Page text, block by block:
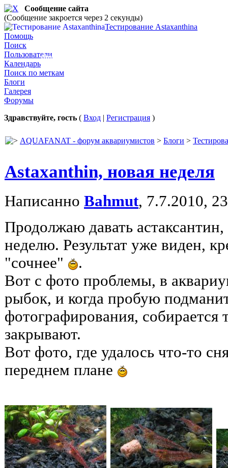
Сообщение сайта
(Сообщение закроется через 2 секунды)
Фотоотчёт о влиянии Астаксантина на цвет
Тестирование Astaxanthinа
Помощь
Поиск
Пользователи
Календарь
Поиск по меткам
Блоги
Галерея
Форумы
Здравствуйте, гость ( Вход | Регистрация )
AQUAFANAT - форум аквариумистов > Блоги >
Astaxanthin, новая неделя
Написанно Bahmut, 7.7.2010,
Продолжаю давать
неделю. Результат уже виден,
"сочнее"
.
Вот с фото проблемы, в
рыбок, и когда пробую
фотографирования, собирается
закрывают.
Вот фото, где удалось что-то
переднем плане